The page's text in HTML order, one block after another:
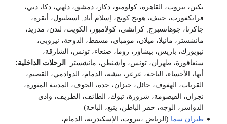
بكين، بيروت، القاهرة، كولومبو، دكار، دمشق، دلهي، دكا، دبي،
فرانكفورت، جنيف، هونج كونج، إسلام أباد, اسطنبول، أنقرة،
جاكرتا، جوهانسبرج, كراتشي، كولامبور، الكويت، لندن، مدريد،
مانشستر، مانيلا، ميلان، مومباي، مسقط، الدوحة، نيروبي،
نيويورك، باريس، بيشاور، روما، صنعاء، تونس، الشارقة،
سنغافورة، طهران، تونس، واشنطن، مانشستر.
الرحلات الداخلية:
أبها، الأحساء، الباحة، عرعر، بيشة، الدمام، الدوادمي، القصيم،
القريات، الهفوف، حائل، جيزان، جدة، الجوف، المدينة المنورة،
نجران، القيصومة، شرورة، تبوك، الطائف، الطريف، وادي
الدواسر، الوجه، حفر الباطن، ينبع، الباحة)
طيران سما (الرياض ،بيروت، الإسكندرية، الدمام،